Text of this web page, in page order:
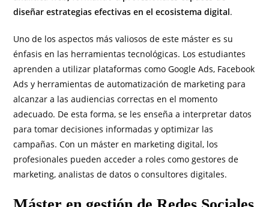
diseñar estrategias efectivas en el ecosistema digital.
Uno de los aspectos más valiosos de este máster es su
énfasis en las herramientas tecnológicas. Los estudiantes
aprenden a utilizar plataformas como Google Ads, Facebook
Ads y herramientas de automatización de marketing para
alcanzar a las audiencias correctas en el momento
adecuado. De esta forma, se les enseña a interpretar datos
para tomar decisiones informadas y optimizar las
campañas. Con un máster en marketing digital, los
profesionales pueden acceder a roles como gestores de
marketing, analistas de datos o consultores digitales.